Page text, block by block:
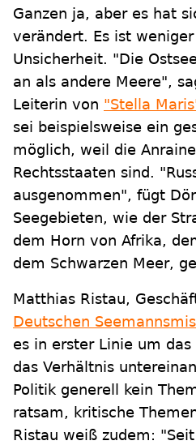
Ganzen ja, aber es hat
verändert. Es ist
Unsicherheit. "Die
an als andere Meere",
Leiterin von "Stella
sei beispielsweise ein
möglich, weil die
Rechtsstaaten sind.
ausgenommen", fügt
Seegebieten, wie der
dem Horn von Afrika,
dem Schwarzen Meer,
Matthias Ristau,
Deutschen
es in erster Linie um das
das Verhältnis
Politik generell kein
ratsam, kritische
Ristau weiß zudem: